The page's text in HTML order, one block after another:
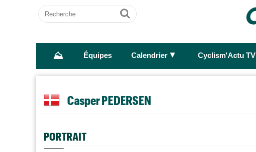
Recherche
Ok
⛰ Équipes Calendrier ► Cyclism'Actu TV
Casper PEDERSEN
PORTRAIT